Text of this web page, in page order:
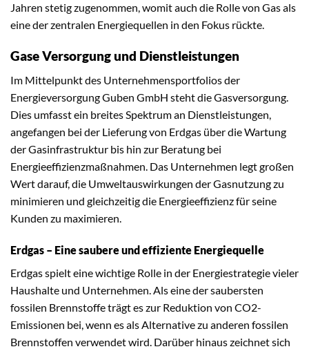
Jahren stetig zugenommen, womit auch die Rolle von Gas als
eine der zentralen Energiequellen in den Fokus rückte.
Gase Versorgung und Dienstleistungen
Im Mittelpunkt des Unternehmensportfolios der
Energieversorgung Guben GmbH steht die Gasversorgung.
Dies umfasst ein breites Spektrum an Dienstleistungen,
angefangen bei der Lieferung von Erdgas über die Wartung
der Gasinfrastruktur bis hin zur Beratung bei
Energieeffizienzmaßnahmen. Das Unternehmen legt großen
Wert darauf, die Umweltauswirkungen der Gasnutzung zu
minimieren und gleichzeitig die Energieeffizienz für seine
Kunden zu maximieren.
Erdgas – Eine saubere und effiziente Energiequelle
Erdgas spielt eine wichtige Rolle in der Energiestrategie vieler
Haushalte und Unternehmen. Als eine der saubersten
fossilen Brennstoffe trägt es zur Reduktion von CO2-
Emissionen bei, wenn es als Alternative zu anderen fossilen
Brennstoffen verwendet wird. Darüber hinaus zeichnet sich